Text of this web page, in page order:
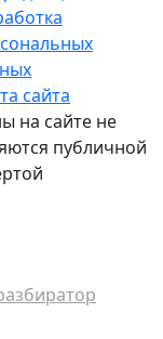
сайта
на сайте не
публичной